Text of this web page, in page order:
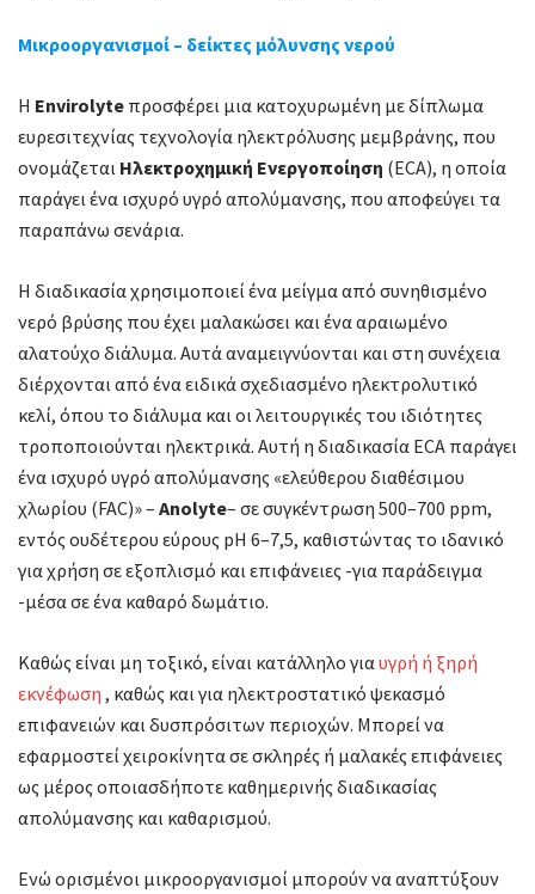
Μικροοργανισμοί – δείκτες μόλυνσης νερού
Η Envirolyte προσφέρει μια κατοχυρωμένη με δίπλωμα
ευρεσιτεχνίας τεχνολογία ηλεκτρόλυσης μεμβράνης, που
ονομάζεται Ηλεκτροχημική Ενεργοποίηση (ECA), η οποία
παράγει ένα ισχυρό υγρό απολύμανσης, που αποφεύγει τα
παραπάνω σενάρια.
Η διαδικασία χρησιμοποιεί ένα μείγμα από συνηθισμένο
νερό βρύσης που έχει μαλακώσει και ένα αραιωμένο
αλατούχο διάλυμα. Αυτά αναμειγνύονται και στη συνέχεια
διέρχονται από ένα ειδικά σχεδιασμένο ηλεκτρολυτικό
κελί, όπου το διάλυμα και οι λειτουργικές του ιδιότητες
τροποποιούνται ηλεκτρικά. Αυτή η διαδικασία ECA παράγει
ένα ισχυρό υγρό απολύμανσης «ελεύθερου διαθέσιμου
χλωρίου (FAC)» – Anolyte– σε συγκέντρωση 500–700 ppm,
εντός ουδέτερου εύρους pH 6–7,5, καθιστώντας το ιδανικό
για χρήση σε εξοπλισμό και επιφάνειες -για παράδειγμα
-μέσα σε ένα καθαρό δωμάτιο.
Καθώς είναι μη τοξικό, είναι κατάλληλο γιαυγρή ή ξηρή
εκνέφωση , καθώς και για ηλεκτροστατικό ψεκασμό
επιφανειών και δυσπρόσιτων περιοχών. Μπορεί να
εφαρμοστεί χειροκίνητα σε σκληρές ή μαλακές επιφάνειες
ως μέρος οποιασδήποτε καθημερινής διαδικασίας
απολύμανσης και καθαρισμού.
Ενώ ορισμένοι μικροοργανισμοί μπορούν να αναπτύξουν